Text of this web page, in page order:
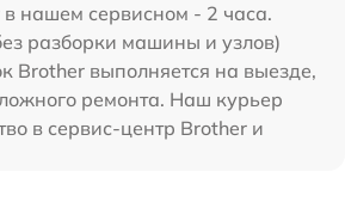
в нашем сервисном - 2 часа.
разборки машины и узлов)
Brother выполняется на выезде,
ремонта. Наш курьер
в сервис-центр Brother и